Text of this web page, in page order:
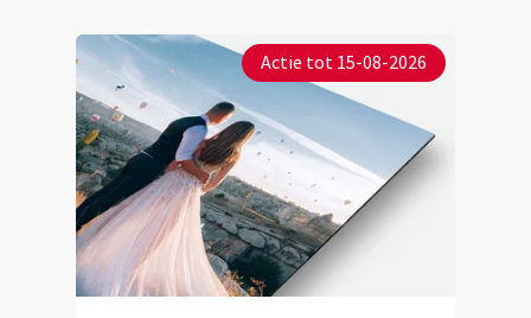
Actie tot 15-08-2026